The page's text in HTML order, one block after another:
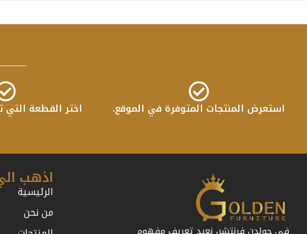
استعرض المنتجات المتوفرة في الموقع. اختر القطعة التي
اذهب
الرئيسية
من نحن